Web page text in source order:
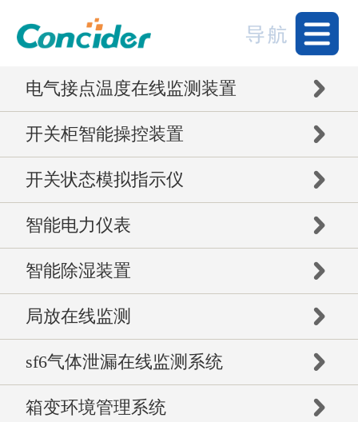
电气接点温度在线监测装置
开关柜智能操控装置
开关状态模拟指示仪
智能电力仪表
智能除湿装置
局放在线监测
sf6气体泄漏在线监测系统
箱变环境管理系统